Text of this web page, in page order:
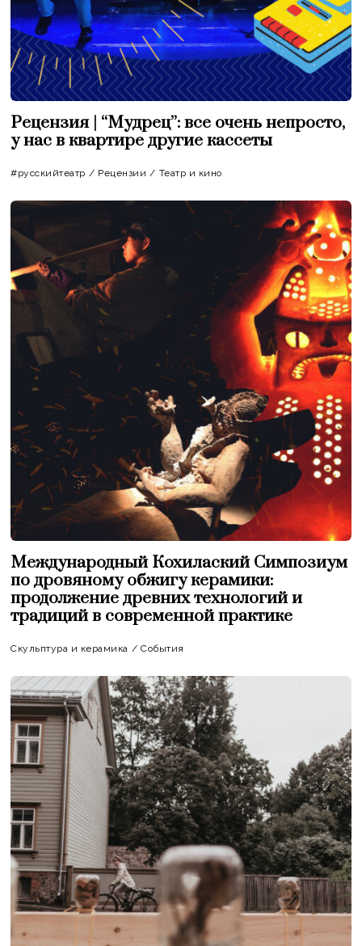
Рецензия | “Мудрец”: все очень непросто,
у нас в квартире другие кассеты
#русскийтеатр / Рецензии / Театр и кино
Международный Кохилаский Симпозиум
по дровяному обжигу керамики:
продолжение древних технологий и
традиций в современной практике
Скульптура и керамика / События